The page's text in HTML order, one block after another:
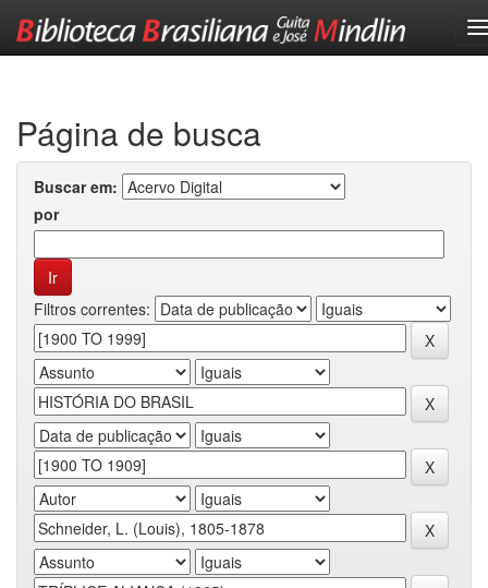
Página de busca
Buscar em:
por
Filtros correntes: